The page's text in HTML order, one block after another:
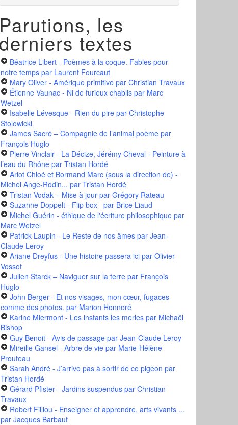
Parutions, les
derniers textes
Béatrice Libert - Poèmes à la coque. Fables pour
notre tempspar Laurent Fourcaut
Mary Oliver - Amérique primitivepar Christian Travaux
Étienne Vaunac - Ni de furieux chablispar Marc
Wetzel
Isabelle Lévesque - Rien du pirepar Christophe
Stolowicki
James Sacré – Compagnie de l’animal poèmepar
François Huglo
Pierre Vinclair - La Décize, Jérémy Cheval - Peinture à
l’eau du Rhônepar Tristan Hordé
Ariot Chloé et Bormand Marc (sous la direction de) -
Michel Ange-Rodin... par Tristan Hordé
Tristan Vodak – Mise à jourpar Grégory Rateau
Suzanne Doppelt - Flip box par Brice Liaud
Michel Guérin - éthique de l'écriture philosophiquepar
Marc Wetzel
Patrick Laupin - Le Reste de nos âmespar Jean-
Claude Leroy
Ariane Dreyfus - Une histoire passera icipar Olivier
Vossot
Julien Starck – Naviguer sur la terrepar François
Huglo
John Berger - Et nos visages, mon cœur, fugaces
comme des photos. par Marion Honnoré
Karine Miermont - Les instants les merlespar Michaël
Bishop
Guy Benoit - Avis de passagepar Jean-Claude Leroy
Mireille Gansel - Arbre de viepar Marie-Hélène
Prouteau
Sarah André - J’arrive pas à sortir de ce pigeon par
Tristan Hordé
Gérard Pfister - Jardins suspenduspar Christian
Travaux
Robert Filliou - Enseigner et apprendre, arts vivants ...
par Jacques Barbaut